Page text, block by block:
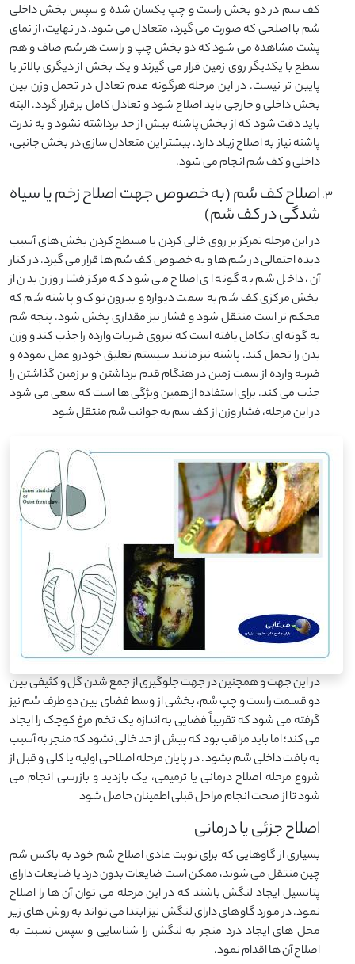
کف سم در دو بخش راست و چپ یکسان شده و سپس بخش داخلی
سُم با اصلحی که صورت می گیرد، متعادل می شود. در نهایت، از نمای
پشت مشاهده می شود که دو بخش چپ و راست هر سُم صاف و هم
سطح با یکدیگر روی زمین قرار می گیرند و یک بخش از دیگری بالاتر یا
پایین تر نیست. در این مرحله هرگونه عدم تعادل در تحمل وزن بین
بخش داخلی و خارجی باید اصلاح شود و تعادل کامل برقرار گردد. البته
باید دقت شود که از بخش پاشنه بیش از حد برداشته نشود و به ندرت
پاشنه نیاز به اصلاح زیاد دارد. بیشتر این متعادل سازی در بخش جانبی،
داخلی و کف سُم انجام می شود.
اصلاح کف سُم (به خصوص جهت اصلاح زخم یا سیاه
شدگی در کف سُم)
در این مرحله تمرکز بر روی خالی کردن یا مسطح کردن بخش های آسیب
دیده احتمالی در سُم ها و به خصوص کف سُم ها قرار می گیرد. در کنار
آن، داخل سُم به گونه ای اصلاح می شود که مرکز فشار وزن بدن از
بخش مرکزی کف سُم به سمت دیواره و بیرون نوک و پاشنه سُم که
محکم تر است منتقل شود و فشار نیز مقداری پخش شود. پنجه سُم
به گونه ای تکامل یافته است که نیروی ضربات وارده را جذب کند و وزن
بدن را تحمل کند. پاشنه نیز مانند سیستم تعلیق خودرو عمل نموده و
ضربه وارده از سمت زمین در هنگام قدم برداشتن و بر زمین گذاشتن را
جذب می کند. برای استفاده از همین ویژگی ها است که سعی می شود
در این مرحله، فشار وزن از کف سم به جوانب سُم منتقل شود
در این جهت و همچنین در جهت جلوگیری از جمع شدن گل و کثیفی بین
دو قسمت راست و چپ سُم، بخشی از وسط فضای بین دو طرف سُم نیز
گرفته می شود که تقریباً فضایی به اندازه یک تخم مرغ کوچک را ایجاد
می کند؛ اما باید مراقب بود که بیش از حد خالی نشود که منجر به آسیب
به بافت داخلی سُم بشود. در پایان مرحله اصلاحی اولیه یا کلی و قبل از
شروع مرحله اصلاح درمانی یا ترمیمی، یک بازدید و بازرسی انجام می
شود تا از صحت انجام مراحل قبلی اطمینان حاصل شود
اصلاح جزئی یا درمانی
بسیاری از گاوهایی که برای نوبت عادی اصلاح سُم خود به باکس سُم
چین منتقل می شوند، ممکن است ضایعات بدون درد یا ضایعات دارای
پتانسیل ایجاد لنگش باشند که در این مرحله می توان آن ها را اصلاح
نمود. در مورد گاوهای دارای لنگش نیز ابتدا می تواند به روش های زیر
محل های ایجاد درد منجر به لنگش را شناسایی و سپس نسبت به
اصلاح آن ها اقدام نمود.